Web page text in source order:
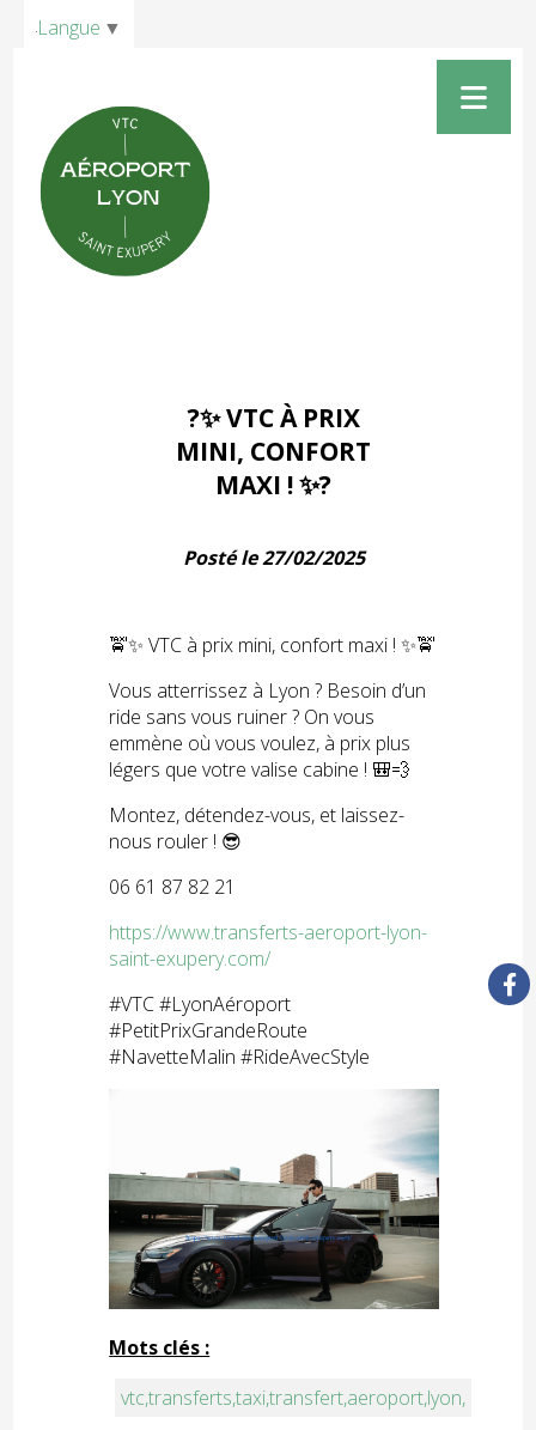
?✨ VTC À PRIX
MINI, CONFORT
MAXI ! ✨?
Posté le 27/02/2025
🚖✨ VTC à prix mini, confort maxi ! ✨🚖
Vous atterrissez à Lyon ? Besoin d’un
ride sans vous ruiner ? On vous
emmène où vous voulez, à prix plus
légers que votre valise cabine ! 🎒💨
Montez, détendez-vous, et laissez-
nous rouler ! 😎
06 61 87 82 21
https://www.transferts-aeroport-lyon-
saint-exupery.com/
#VTC #LyonAéroport
#PetitPrixGrandeRoute
#NavetteMalin #RideAvecStyle
Mots clés :
vtc,transferts,taxi,transfert,aeroport,lyon,
Langue ▼